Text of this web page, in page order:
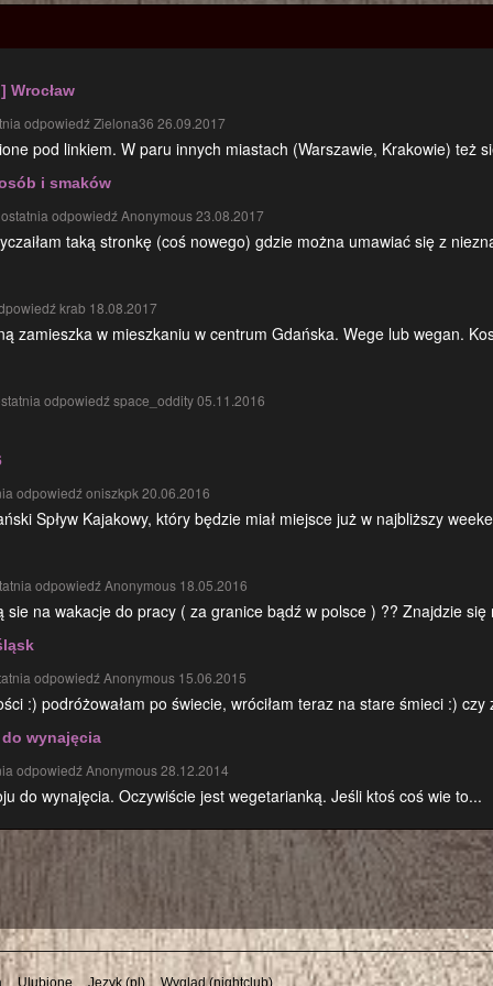
Wrocław
odpowiedź Zielona36 26.09.2017
pod linkiem. W paru innych miastach (Warszawie, Krakowie) też
i smaków
ostatnia odpowiedź Anonymous 23.08.2017
taką stronkę (coś nowego) gdzie można umawiać się z
krab 18.08.2017
zamieszka w mieszkaniu w centrum Gdańska. Wege lub wegan.
odpowiedź space_oddity 05.11.2016
odpowiedź oniszkpk 20.06.2016
Spływ Kajakowy, który będzie miał miejsce już w najbliższy
odpowiedź Anonymous 18.05.2016
na wakacje do pracy ( za granice bądź w polsce ) ?? Znajdzie się
odpowiedź Anonymous 15.06.2015
:) podróżowałam po świecie, wróciłam teraz na stare śmieci :) czy
wynajęcia
odpowiedź Anonymous 28.12.2014
do wynajęcia. Oczywiście jest wegetarianką. Jeśli ktoś coś wie to...